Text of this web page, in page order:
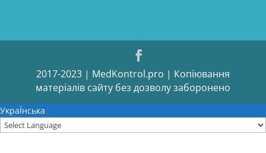
2017-2023 | MedKontrol.pro | Копіювання
матеріалів сайту без дозволу заборонено
УкраЇнська